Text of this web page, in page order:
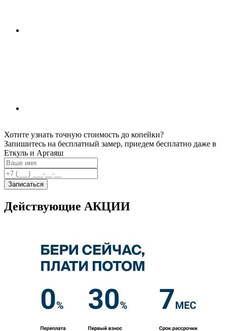
Хотите узнать точную стоимость до копейки?
Запишитесь на бесплатный замер, приедем бесплатно даже в
Еткуль и Аргаяш
Записаться
Действующие АКЦИИ